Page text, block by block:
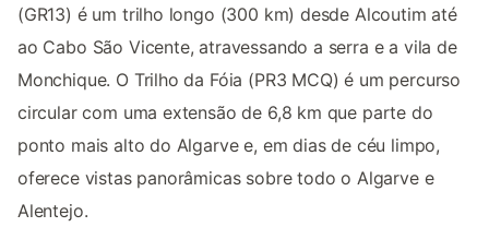
(GR13) é um trilho longo (300 km) desde Alcoutim até
ao Cabo São Vicente, atravessando a serra e a vila de
Monchique. O Trilho da Fóia (PR3 MCQ) é um percurso
circular com uma extensão de 6,8 km que parte do
ponto mais alto do Algarve e, em dias de céu limpo,
oferece vistas panorâmicas sobre todo o Algarve e
Alentejo.